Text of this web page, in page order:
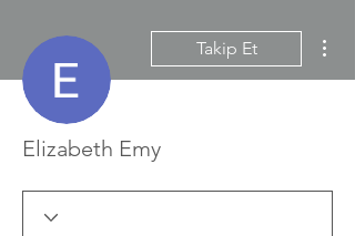
Takip Et
Elizabeth Emy